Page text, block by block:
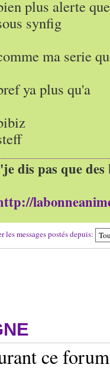
plus alerte
synfig
ma serie
ya plus qu'a
dis pas que
les messages postés depuis:
ce